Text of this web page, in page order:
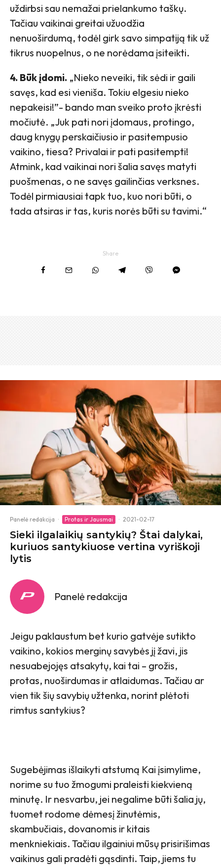
uždirbsi sau nemažai prielankumo taškų.
Tačiau vaikinai greitai užuodžia
nenuoširdumą, todėl girk savo simpatiją tik už
tikrus nuopelnus, o ne norėdama įsiteikti.
4. Būk įdomi. „Nieko neveiki, tik sėdi ir gaili
savęs, kad esi vieniša. Tokiu elgesiu nieko
nepakeisi!”- bando man sveiko proto įkrėsti
močiutė. „Juk pati nori įdomaus, protingo,
daug knygų perskaičiusio ir pasitempusio
vaikino, tiesa? Privalai ir pati pasitempti!
Atmink, kad vaikinai nori šalia savęs matyti
puošmenas, o ne savęs gailinčias verksnes.
Todėl pirmiausiai tapk tuo, kuo nori būti, o
tada atsiras ir tas, kuris norės būti su tavimi.“
Share
Panelė redakcija · Protas ir Jausmai · 2021-02-17
Sieki ilgalaikių santykių? Štai dalykai,
kuriuos santykiuose vertina vyriškoji
lytis
Panelė redakcija
Jeigu paklaustum bet kurio gatvėje sutikto
vaikino, kokios merginų savybės jį žavi, jis
nesuabejojęs atsakytų, kai tai – grožis,
protas, nuoširdumas ir atlaidumas. Tačiau ar
vien tik šių savybių užtenka, norint plėtoti
rimtus santykius?
Sugebėjimas išlaikyti atstumą Kai įsimylime,
norime su tuo žmogumi praleisti kiekvieną
minutę. Ir nesvarbu, jei negalime būti šalia jų,
tuomet rodome dėmesį žinutėmis,
skambučiais, dovanomis ir kitais
menkniekiais. Tačiau ilgainiui mūsų prisirišimas
vaikinus gali pradėti gąsdinti. Taip, jiems tu